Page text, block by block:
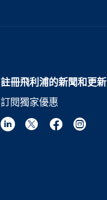
註冊飛利浦的新聞和更新
訂閱獨家優惠